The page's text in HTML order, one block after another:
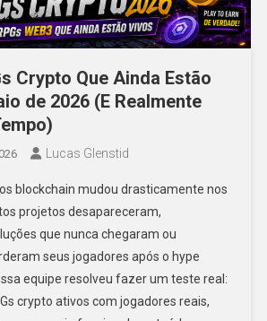
Crypto Que Ainda Estão
de 2026 (E Realmente
Lucas Glenstid
blockchain mudou drasticamente nos
projetos desapareceram,
que nunca chegaram ou
seus jogadores após o hype
equipe resolveu fazer um teste real:
crypto ativos com jogadores reais,